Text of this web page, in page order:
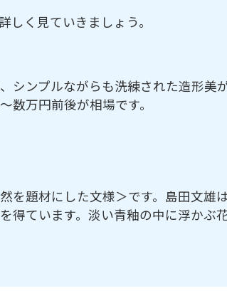
しく見ていきましょう。
シンプルながらも洗練された造形
数万円前後が相場です。
を題材にした文様＞です。島田文雄
得ています。淡い青釉の中に浮かぶ